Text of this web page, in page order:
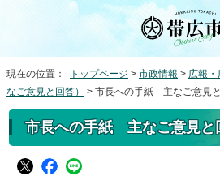
現在の位置： トップページ > 市政情報 > 広報・
なご意見と回答）
> 市長への手紙 主なご意見と
市長への手紙 主なご意見と